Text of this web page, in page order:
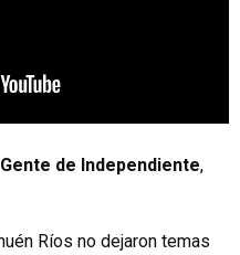
Gente de Independiente,
Ríos no dejaron temas